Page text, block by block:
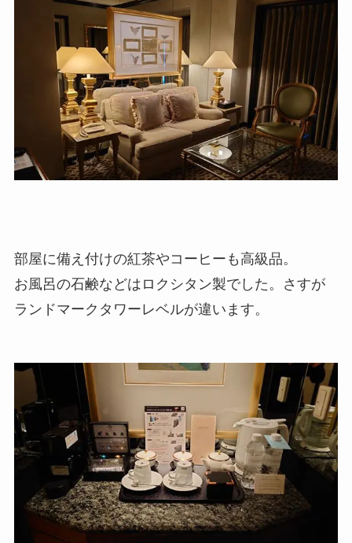
部屋に備え付けの紅茶やコーヒーも高級品。
お風呂の石鹸などはロクシタン製でした。さすが
ランドマークタワーレベルが違います。